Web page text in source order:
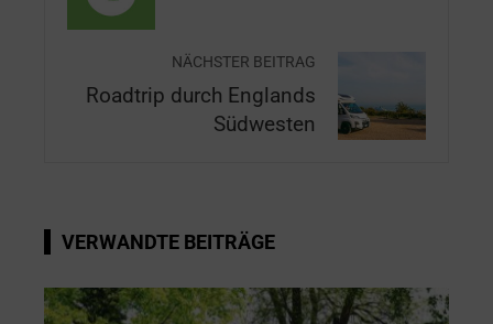
NÄCHSTER BEITRAG
Roadtrip durch Englands
Südwesten
VERWANDTE BEITRÄGE